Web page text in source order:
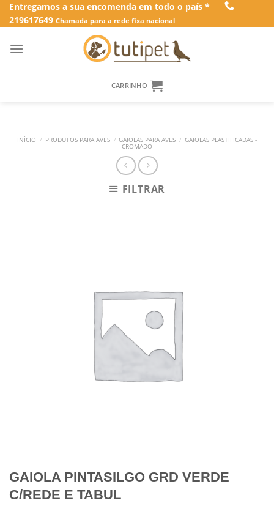
SkipEntregamos a sua encomenda em todo o país *
219617649 Chamada para a rede fixa nacional
CARRINHO
INÍCIO / PRODUTOS PARA AVES / GAIOLAS PARA AVES / GAIOLAS PLASTIFICADAS -
CROMADO
FILTRAR
GAIOLA PINTASILGO GRD VERDE
C/REDE E TABUL